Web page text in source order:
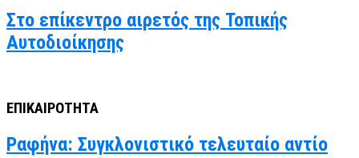
Στο επίκεντρο αιρετός της Τοπικής
Αυτοδιοίκησης
ΕΠΙΚΑΙΡΟΤΗΤΑ
Ραφήνα: Συγκλονιστικό τελευταίο αντίο